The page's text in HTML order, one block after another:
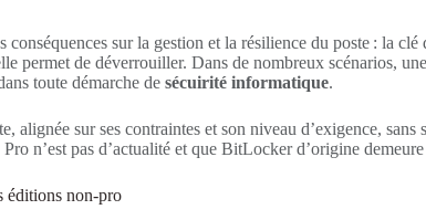
conséquences sur la gestion et la résilience du poste : la
permet de déverrouiller. Dans de nombreux scénarios,
toute démarche de sécuirité informatique.
alignée sur ses contraintes et son niveau d’exigence,
n’est pas d’actualité et que BitLocker d’origine
éditions non-pro